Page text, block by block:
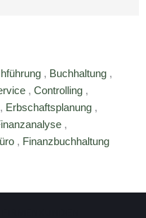
, Buchhaltung ,
, Controlling ,
, Erbschaftsplanung ,
,
, Finanzbuchhaltung